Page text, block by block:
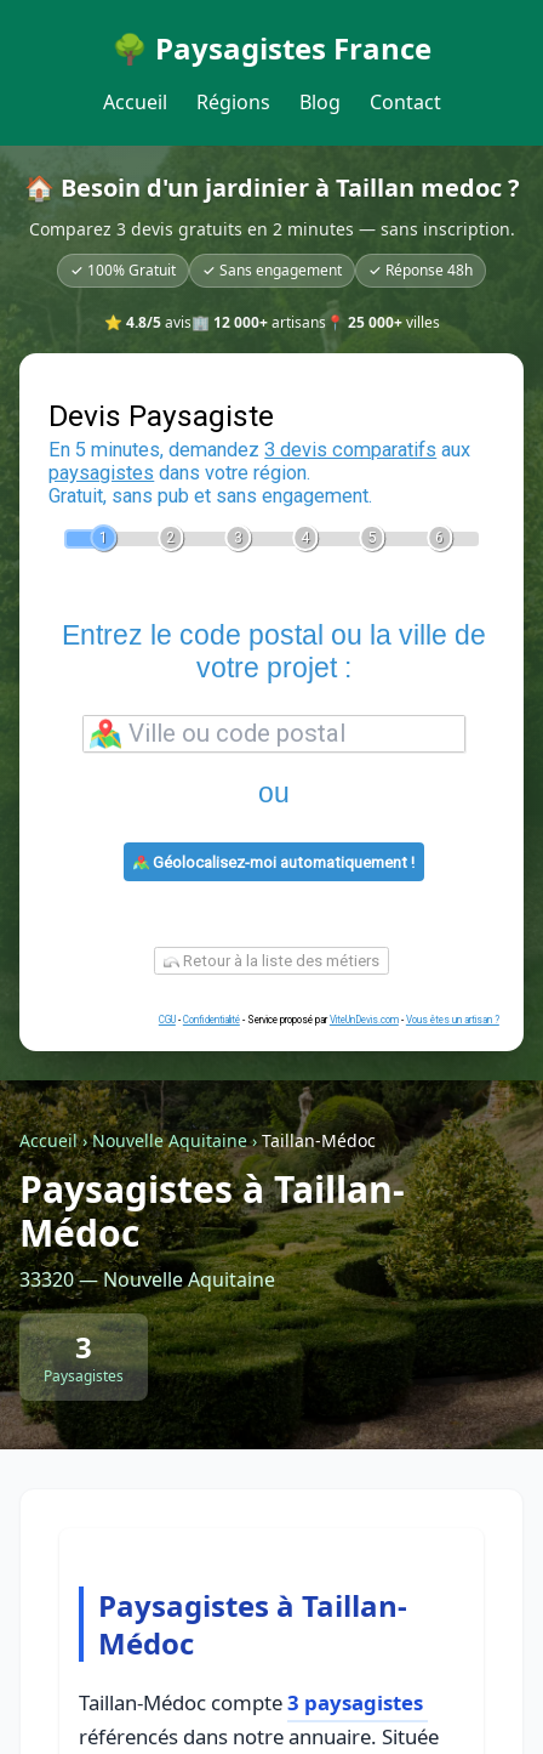
🌳 Paysagistes France
Accueil Régions Blog Contact
🏠 Besoin d'un jardinier à Taillan medoc ?
Comparez 3 devis gratuits en 2 minutes — sans inscription.
✓ 100% Gratuit ✓ Sans engagement ✓ Réponse 48h
⭐ 4.8/5avis🏢 12 000+artisans📍 25 000+villes
Devis Paysagiste
En 5 minutes, demandez3 devis comparatifs
votre projet :
ou
Géolocalisez-moi automatiquement !
Retour à la liste des métiers
CGU-Confidentialité- Service proposé parViteUnDevis.com -Vous
Accueil›Nouvelle Aquitaine› Taillan-Médoc
Paysagistes à Taillan-
Médoc
33320 — Nouvelle Aquitaine
3
Paysagistes
Paysagistes à Taillan-
Médoc
Taillan-Médoc compte3 paysagistes
référencés dans notre annuaire. Située